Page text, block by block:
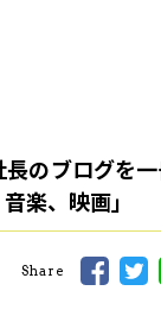
長のブログを
楽、映画」
Share